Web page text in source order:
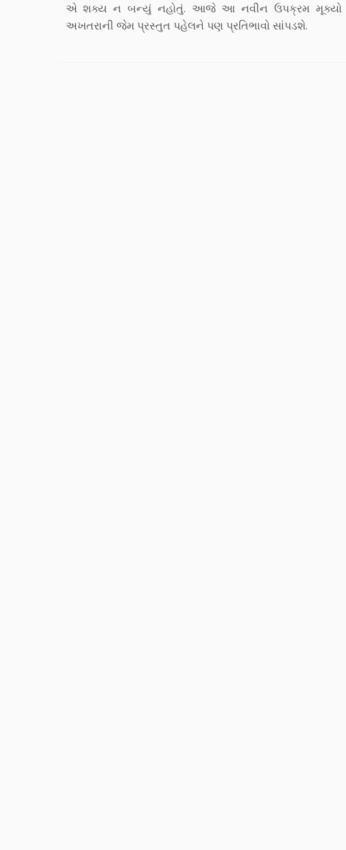
એ શક્ય ન બન્યું નહોતું. આજે આ નવીન ઉપક્રમ મૂક્યો
અખતરાની જેમ પ્રસ્તુત પહેલને પણ પ્રતિભાવો સાંપડશે.